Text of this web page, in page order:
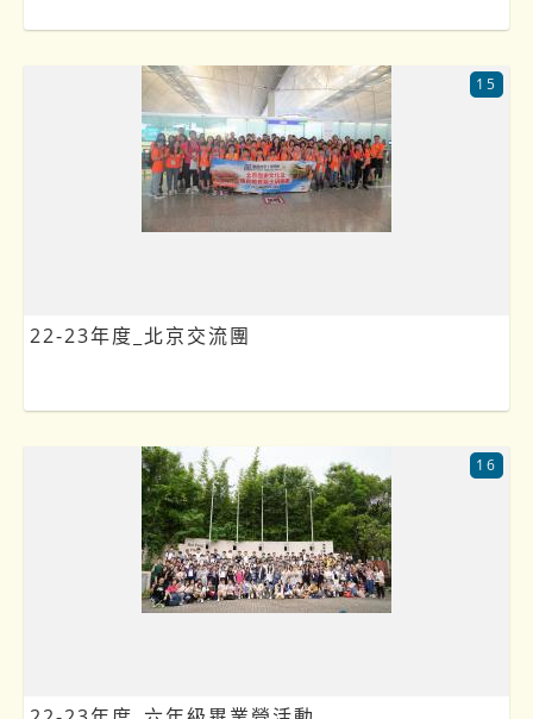
22-23年度_北京交流團
15
16